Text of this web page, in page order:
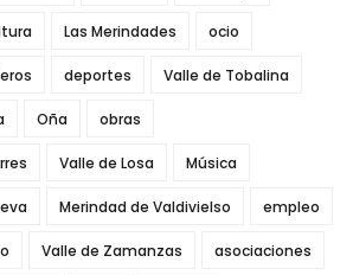
Las Merindades ocio
deportes Valle de Tobalina
Oña obras
Valle de Losa Música
Merindad de Valdivielso empleo
Valle de Zamanzas asociaciones